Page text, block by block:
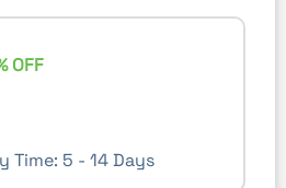
OFF
Time: 5 - 14 Days